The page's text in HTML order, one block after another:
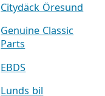
Citydäck Öresund
Genuine Classic
Parts
EBDS
Lunds bil